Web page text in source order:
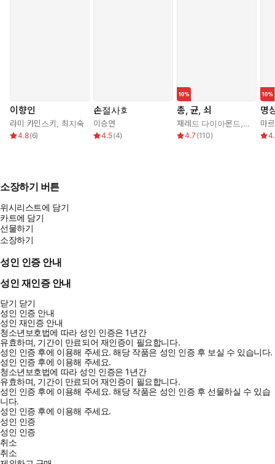
이향인
라미 카민스키 최지숙
4.8(6)
손절사회
이승연
4.5(4)
총, 균, 쇠
재레드 다이아몬드 강주헌
4.7 (110)
명
소장하기 버튼
위시리스트에 담기
카트에 담기
선물하기
소장하기
성인 인증 안내
성인 재인증 안내
닫기 닫기
성인 인증 안내
성인 재인증 안내
청소년보호법에 따라 성인 인증은 1년간
유효하며, 기간이 만료되어 재인증이 필요합니다.
성인 인증 후에 이용해 주세요.해당 작품은 성인 인증 후 보실 수 있습니다.
성인 인증 후에 이용해 주세요.
청소년보호법에 따라 성인 인증은 1년간
유효하며, 기간이 만료되어 재인증이 필요합니다.
성인 인증 후에 이용해 주세요.해당 작품은 성인 인증 후 선물하실 수 있습
니다.
성인 인증 후에 이용해 주세요.
성인 인증
성인 인증
취소
취소